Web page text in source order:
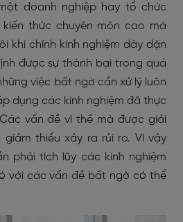
doanh nghiệp hay tổ chức
thức chuyên môn cao mà
khi chính kinh nghiệm dày dặn
được sự thành bại trong quá
việc bất ngờ cần xử lý luôn
dụng các kinh nghiệm đã thực
vấn đề vì thế mà được giải
thiểu xảy ra rủi ro. Vì vậy
phải tích lũy các kinh nghiệm
với các vấn đề bất ngờ có thể